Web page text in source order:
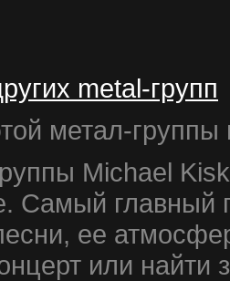
metal-групп
метал-группы
Michael
Самый главный
ее
или найти